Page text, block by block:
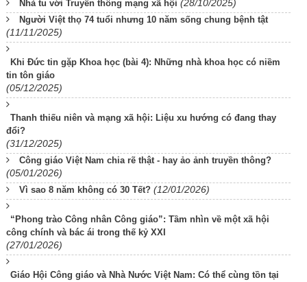
Nhà tu với Truyền thông mạng xã hội (28/10/2025)
Người Việt thọ 74 tuổi nhưng 10 năm sống chung bệnh tật
(11/11/2025)
Khi Đức tin gặp Khoa học (bài 4): Những nhà khoa học có niềm
tin tôn giáo
(05/12/2025)
Thanh thiếu niên và mạng xã hội: Liệu xu hướng có đang thay
đổi?
(31/12/2025)
Công giáo Việt Nam chia rẽ thật - hay ảo ảnh truyền thông?
(05/01/2026)
Vì sao 8 năm không có 30 Tết? (12/01/2026)
“Phong trào Công nhân Công giáo”: Tầm nhìn về một xã hội
công chính và bác ái trong thế kỷ XXI
(27/01/2026)
Giáo Hội Công giáo và Nhà Nước Việt Nam: Có thể cùng tồn tại